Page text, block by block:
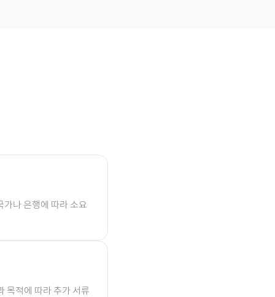
가나 은행에 따라 소요
목적에 따라 추가 서류